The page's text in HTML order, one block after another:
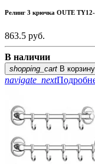
Релинг 3 крючка OUTE
863.5 руб.
В наличии
shopping_cart В корзину
navigate_next